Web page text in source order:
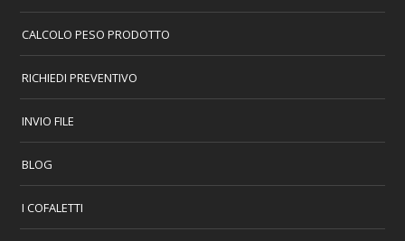
CALCOLO PESO PRODOTTO
RICHIEDI PREVENTIVO
INVIO FILE
BLOG
I COFALETTI